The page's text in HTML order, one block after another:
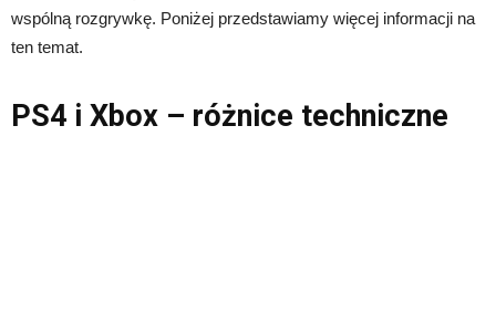
wspólną rozgrywkę. Poniżej przedstawiamy więcej informacji na
ten temat.
PS4 i Xbox – różnice techniczne